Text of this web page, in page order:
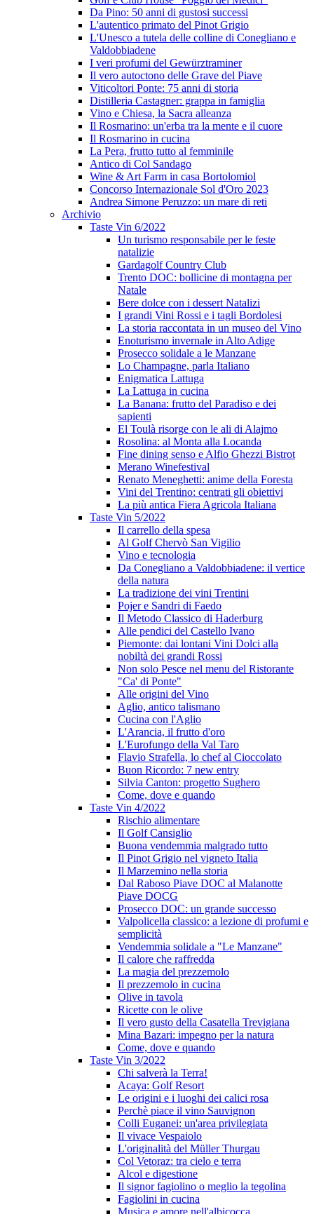
Da Pino: 50 anni di gustosi successi
L'autentico primato del Pinot Grigio
L'Unesco a tutela delle colline di Conegliano e
Valdobbiadene
I veri profumi del Gewürztraminer
Il vero autoctono delle Grave del Piave
Viticoltori Ponte: 75 anni di storia
Distilleria Castagner: grappa in famiglia
Vino e Chiesa, la Sacra alleanza
Il Rosmarino: un'erba tra la mente e il cuore
Il Rosmarino in cucina
La Pera, frutto tutto al femminile
Antico di Col Sandago
Wine & Art Farm in casa Bortolomiol
Concorso Internazionale Sol d'Oro 2023
Andrea Simone Peruzzo: un mare di reti
Archivio
Taste Vin 6/2022
Un turismo responsabile per le feste
natalizie
Gardagolf Country Club
Trento DOC: bollicine di montagna per
Natale
Bere dolce con i dessert Natalizi
I grandi Vini Rossi e i tagli Bordolesi
La storia raccontata in un museo del Vino
Enoturismo invernale in Alto Adige
Prosecco solidale a le Manzane
Lo Champagne, parla Italiano
Enigmatica Lattuga
La Lattuga in cucina
La Banana: frutto del Paradiso e dei
sapienti
El Toulà risorge con le ali di Alajmo
Rosolina: al Monta alla Locanda
Fine dining senso e Alfio Ghezzi Bistrot
Merano Winefestival
Renato Meneghetti: anime della Foresta
Vini del Trentino: centrati gli obiettivi
La più antica Fiera Agricola Italiana
Taste Vin 5/2022
Il carrello della spesa
Al Golf Chervò San Vigilio
Vino e tecnologia
Da Conegliano a Valdobbiadene: il vertice
della natura
La tradizione dei vini Trentini
Pojer e Sandri di Faedo
Il Metodo Classico di Haderburg
Alle pendici del Castello Ivano
Piemonte: dai lontani Vini Dolci alla
nobiltà dei grandi Rossi
Non solo Pesce nel menu del Ristorante
"Ca' di Ponte"
Alle origini del Vino
Aglio, antico talismano
Cucina con l'Aglio
L'Arancia, il frutto d'oro
L'Eurofungo della Val Taro
Flavio Strafella, lo chef al Cioccolato
Buon Ricordo: 7 new entry
Silvia Canton: progetto Sughero
Come, dove e quando
Taste Vin 4/2022
Rischio alimentare
Il Golf Cansiglio
Buona vendemmia malgrado tutto
Il Pinot Grigio nel vigneto Italia
Il Marzemino nella storia
Dal Raboso Piave DOC al Malanotte
Piave DOCG
Prosecco DOC: un grande successo
Valpolicella classico: a lezione di profumi e
semplicità
Vendemmia solidale a "Le Manzane"
Il calore che raffredda
La magia del prezzemolo
Il prezzemolo in cucina
Olive in tavola
Ricette con le olive
Il vero gusto della Casatella Trevigiana
Mina Bazari: impegno per la natura
Come, dove e quando
Taste Vin 3/2022
Chi salverà la Terra!
Acaya: Golf Resort
Le origini e i luoghi dei calici rosa
Perchè piace il vino Sauvignon
Colli Euganei: un'area privilegiata
Il vivace Vespaiolo
L'originalità del Müller Thurgau
Col Vetoraz: tra cielo e terra
Alcol e digestione
Il signor fagiolino o meglio la tegolina
Fagiolini in cucina
Musica e amore nell'albicocca